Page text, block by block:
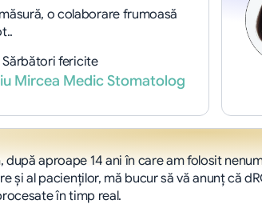
o colaborare frumoasă
Sărbători fericite
Mircea Medic Stomatolog
după aproape 14 ani în care am folosit
şi al pacienţilor, mă bucur să vă anunţ că
în timp real.